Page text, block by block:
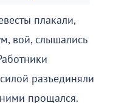
плакали,
вой, слышались
разъединяли
прощался.